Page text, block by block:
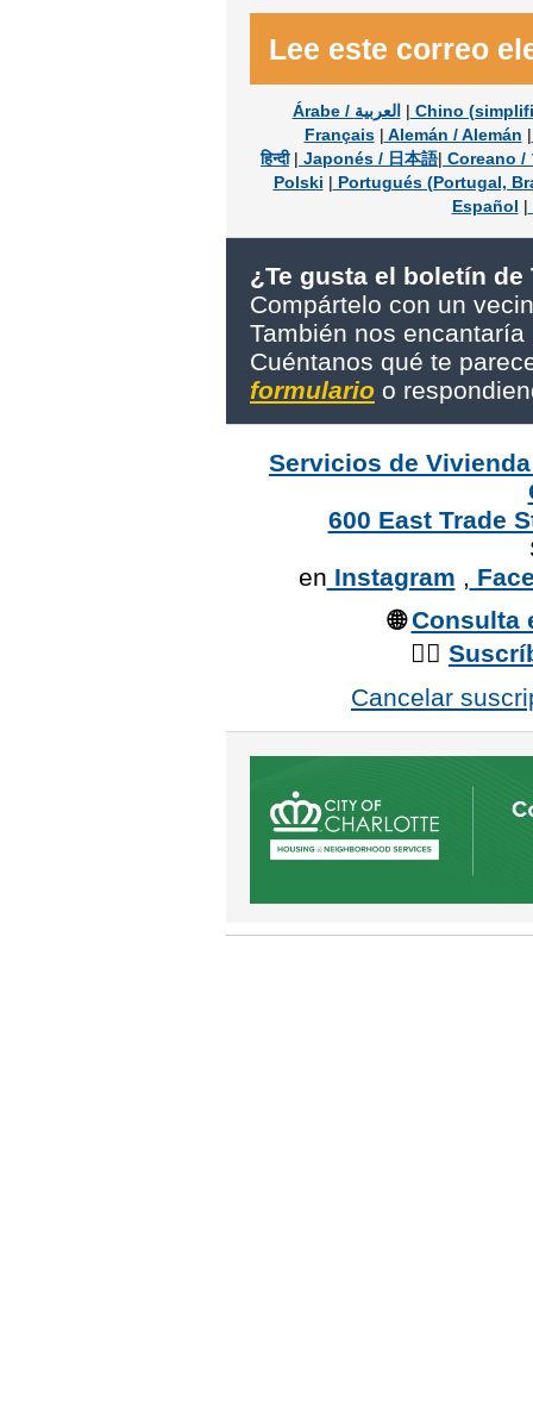
Lee este correo
Árabe / العربية | Chino
Français| Alemán / Alemán |
हिन्दी| Japonés / 日本語| Coreano /
Polski | Portugués (Portugal,
Español |
¿Te gusta el boletín de
Compártelo con un
También nos
Cuéntanos qué te
formulario o
Servicios de
600 East Trade
en Instagram ,
🌐Consulta
✍🏽
Cancelar